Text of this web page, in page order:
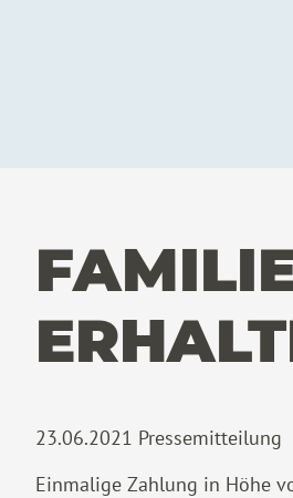
23.06.2021 Pressemitteilung
Einmalige Zahlung in Höhe